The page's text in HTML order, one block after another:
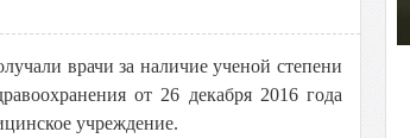
врачи за наличие ученой степени
от 26 декабря 2016 года
учреждение.